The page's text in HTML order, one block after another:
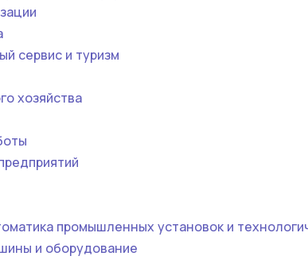
сервис и туризм
хозяйства
промышленных установок и
и оборудование